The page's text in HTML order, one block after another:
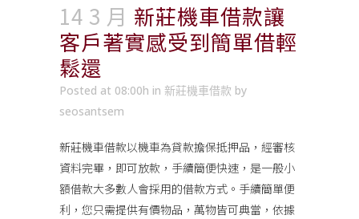
14 3 月 新莊機車借款讓
客戶著實感受到簡單借輕
鬆還
Posted at 08:00h in 新莊機車借款 by
seosantsem
新莊機車借款以機車為貸款擔保抵押品，經審核
資料完畢，即可放款，手續簡便快速，是一般小
額借款大多數人會採用的借款方式。手續簡單便
利，您只需提供有價物品，萬物皆可典當，依據